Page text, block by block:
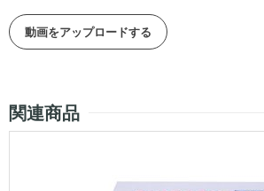
動画をアップロードする
関連商品